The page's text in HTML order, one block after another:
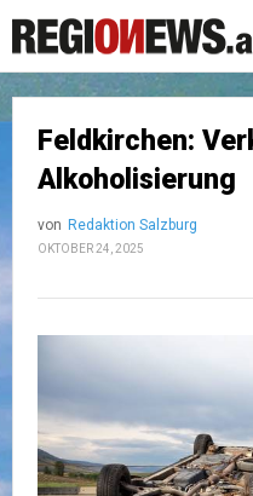
Feldkirchen:
Alkoholisierung
von Redaktion Salzburg
OKTOBER 24, 2025